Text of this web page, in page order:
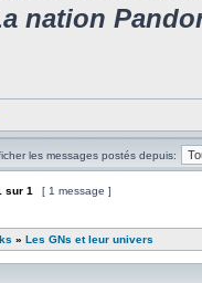
nation
les messages postés depuis:
sur 1 [ 1 message ]
» Les GNs et leur univers